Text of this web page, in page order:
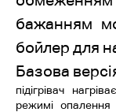
бажанням
бойлер для
Базова
підігрівач
режимі